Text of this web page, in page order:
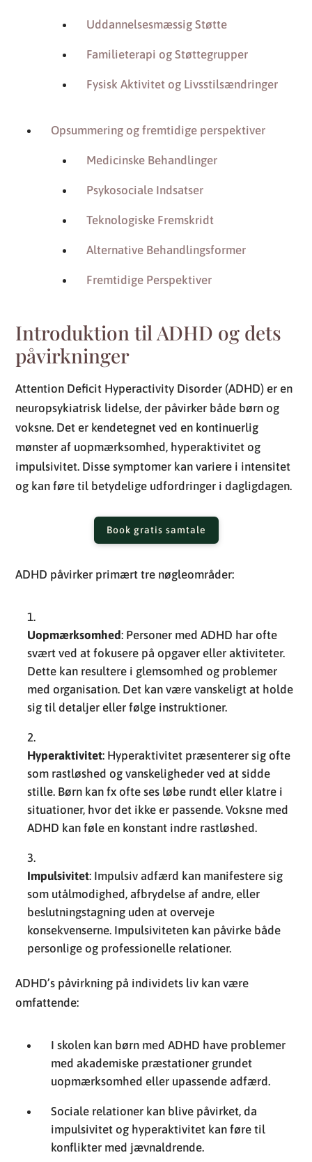
Uddannelsesmæssig Støtte
Familieterapi og Støttegrupper
Fysisk Aktivitet og Livsstilsændringer
Opsummering og fremtidige perspektiver
Medicinske Behandlinger
Psykosociale Indsatser
Teknologiske Fremskridt
Alternative Behandlingsformer
Fremtidige Perspektiver
Introduktion til ADHD og dets
påvirkninger
Attention Deficit Hyperactivity Disorder (ADHD) er en
neuropsykiatrisk lidelse, der påvirker både børn og
voksne. Det er kendetegnet ved en kontinuerlig
mønster af uopmærksomhed, hyperaktivitet og
impulsivitet. Disse symptomer kan variere i intensitet
og kan føre til betydelige udfordringer i dagligdagen.
Book gratis samtale
ADHD påvirker primært tre nøgleområder:
Uopmærksomhed: Personer med ADHD har ofte
svært ved at fokusere på opgaver eller aktiviteter.
Dette kan resultere i glemsomhed og problemer
med organisation. Det kan være vanskeligt at holde
sig til detaljer eller følge instruktioner.
Hyperaktivitet: Hyperaktivitet præsenterer sig ofte
som rastløshed og vanskeligheder ved at sidde
stille. Børn kan fx ofte ses løbe rundt eller klatre i
situationer, hvor det ikke er passende. Voksne med
ADHD kan føle en konstant indre rastløshed.
Impulsivitet: Impulsiv adfærd kan manifestere sig
som utålmodighed, afbrydelse af andre, eller
beslutningstagning uden at overveje
konsekvenserne. Impulsiviteten kan påvirke både
personlige og professionelle relationer.
ADHD’s påvirkning på individets liv kan være
omfattende:
I skolen kan børn med ADHD have problemer
med akademiske præstationer grundet
uopmærksomhed eller upassende adfærd.
Sociale relationer kan blive påvirket, da
impulsivitet og hyperaktivitet kan føre til
konflikter med jævnaldrende.